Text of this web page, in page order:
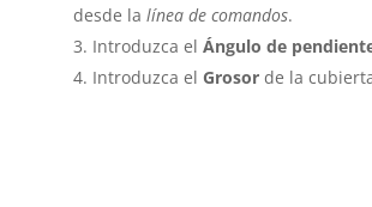
desde la línea de comandos.
Introduzca el Ángulo de
Introduzca el Grosorde la